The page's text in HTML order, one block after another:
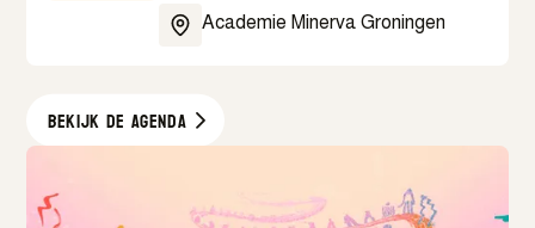
Academie Minerva Groningen
Bekijk de agenda